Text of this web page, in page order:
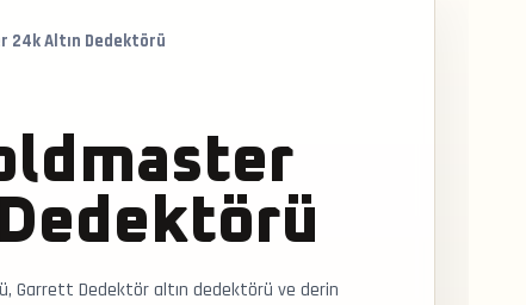
24k Altın Dedektörü
Garrett Dedektör altın dedektörü ve derin